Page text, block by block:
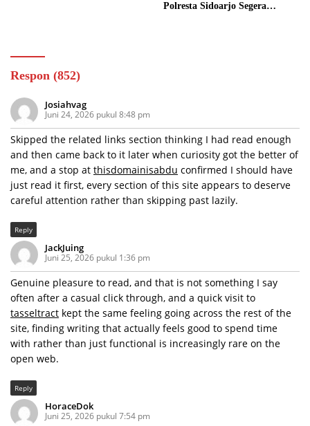
Polresta Sidoarjo Segera
Respon (852)
Josiahvag
Juni 24, 2026 pukul 8:48 pm
Skipped the related links section thinking I had read enough
and then came back to it later when curiosity got the better of
me, and a stop at thisdomainisabdu confirmed I should have
just read it first, every section of this site appears to deserve
careful attention rather than skipping past lazily.
Reply
JackJuing
Juni 25, 2026 pukul 1:36 pm
Genuine pleasure to read, and that is not something I say
often after a casual click through, and a quick visit to
tasseltract kept the same feeling going across the rest of the
site, finding writing that actually feels good to spend time
with rather than just functional is increasingly rare on the
open web.
Reply
HoraceDok
Juni 25, 2026 pukul 7:54 pm